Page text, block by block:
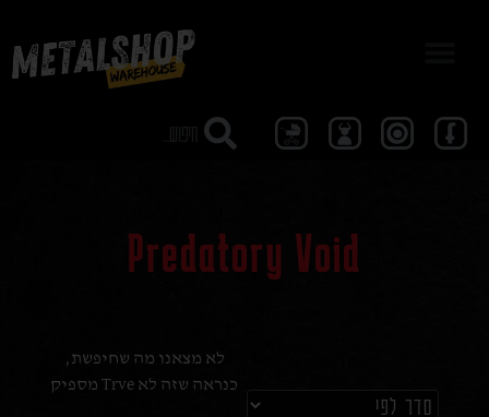
Predatory Void
לא מצאנו מה שחיפשת,
כנראה שזה לא Trve מספיק